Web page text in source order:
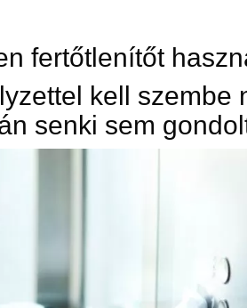
fertőtlenítőt
kell szembe
senki sem